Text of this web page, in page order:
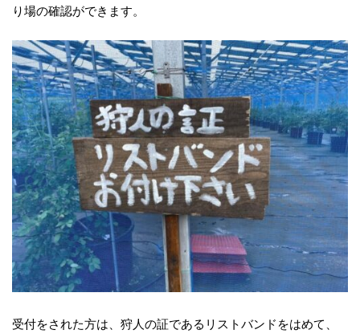
り場の確認ができます。
受付をされた方は、狩人の証であるリストバンドをはめて、